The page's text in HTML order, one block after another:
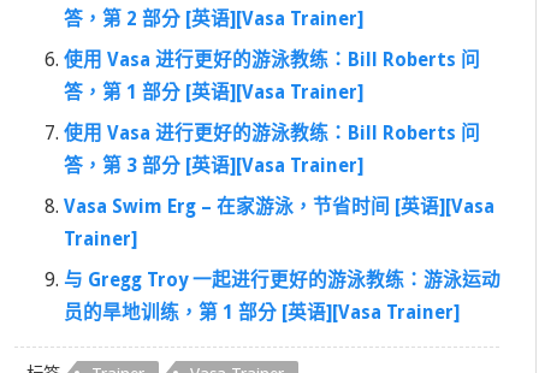
答，第 2 部分 [英语][Vasa Trainer]
使用 Vasa 进行更好的游泳教练：Bill Roberts 问
答，第 1 部分 [英语][Vasa Trainer]
使用 Vasa 进行更好的游泳教练：Bill Roberts 问
答，第 3 部分 [英语][Vasa Trainer]
Vasa Swim Erg – 在家游泳，节省时间 [英语][Vasa
Trainer]
与 Gregg Troy 一起进行更好的游泳教练：游泳运动
员的旱地训练，第 1 部分 [英语][Vasa Trainer]